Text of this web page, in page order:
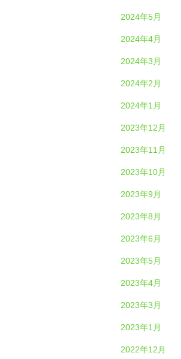
2024年5月
2024年4月
2024年3月
2024年2月
2024年1月
2023年12月
2023年11月
2023年10月
2023年9月
2023年8月
2023年6月
2023年5月
2023年4月
2023年3月
2023年1月
2022年12月